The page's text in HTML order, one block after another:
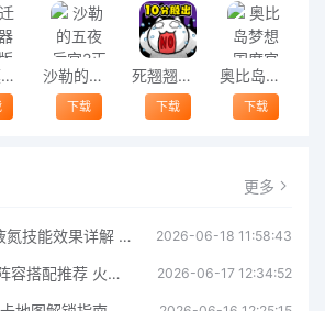
拆迁模拟器手机版 沙勒的五夜后宫2正式版
下载
死翘翘前10分钟游戏
下载
奥比岛梦想国度官网版
下载
更多
三角洲行动干员液氮技能效果详解 三角洲行动干员液氮技能介绍 2026-06-18 11:58:43
火线战姬T0强度阵容搭配推荐 火线战姬T0强度阵容哪个好 2026-06-17 12:34:52